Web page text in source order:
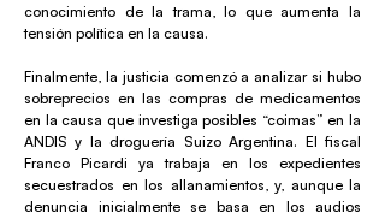
conocimiento de la trama, lo que aumenta la
tensión política en la causa.
Finalmente, la justicia comenzó a analizar si hubo
sobreprecios en las compras de medicamentos
en la causa que investiga posibles “coimas” en la
ANDIS y la droguería Suizo Argentina. El fiscal
Franco Picardi ya trabaja en los expedientes
secuestrados en los allanamientos, y, aunque la
denuncia inicialmente se basa en los audios